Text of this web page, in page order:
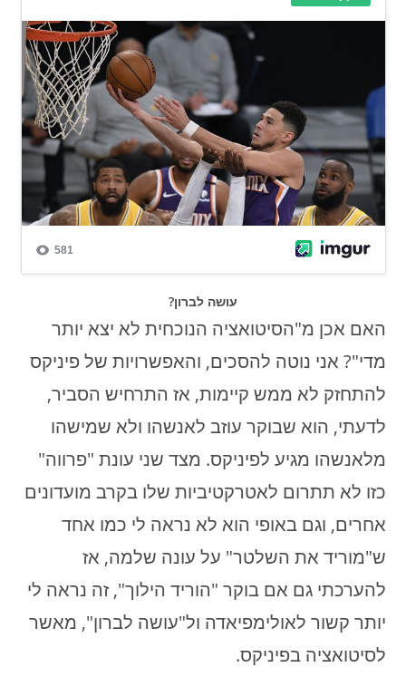
עושה לברון?
האם אכן מ"הסיטואציה הנוכחית לא יצא יותר
מדי"? אני נוטה להסכים, והאפשרויות של פיניקס
להתחזק לא ממש קיימות, אז התרחיש הסביר,
לדעתי, הוא שבוקר עוזב לאנשהו ולא שמישהו
מלאנשהו מגיע לפיניקס. מצד שני עונת "פרווה"
כזו לא תתרום לאטרקטיביות שלו בקרב מועדונים
אחרים, וגם באופי הוא לא נראה לי כמו אחד
ש"מוריד את השלטר" על עונה שלמה, אז
להערכתי גם אם בוקר "הוריד הילוך", זה נראה לי
יותר קשור לאולימפיאדה ול"עושה לברון", מאשר
לסיטואציה בפיניקס.